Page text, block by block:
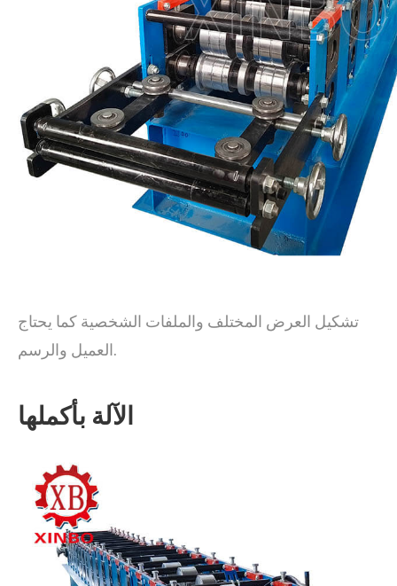
تشكيل العرض المختلف والملفات الشخصية كما يحتاج
العميل والرسم.
الآلة بأكملها